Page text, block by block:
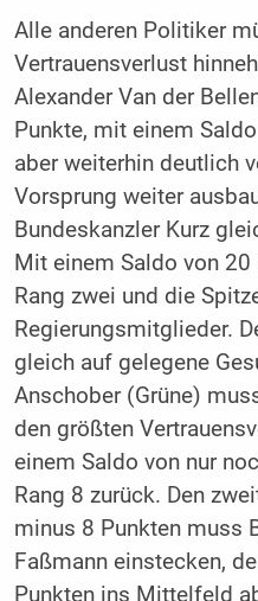
Alle anderen Politiker
Vertrauensverlust
Alexander Van der
Punkte, mit einem
aber weiterhin deutlich
Vorsprung weiter
Bundeskanzler Kurz
Mit einem Saldo von 20
Rang zwei und die
Regierungsmitglieder.
gleich auf gelegene
Anschober (Grüne)
den größten
einem Saldo von nur
Rang 8 zurück. Den
minus 8 Punkten muss
Faßmann einstecken,
Punkten ins Mittelfeld